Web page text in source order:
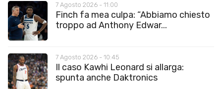
7 Agosto 2026 - 11:00
Finch fa mea culpa: “Abbiamo chiesto
troppo ad Anthony Edwar...
7 Agosto 2026 - 10:45
Il caso Kawhi Leonard si allarga:
spunta anche Daktronics